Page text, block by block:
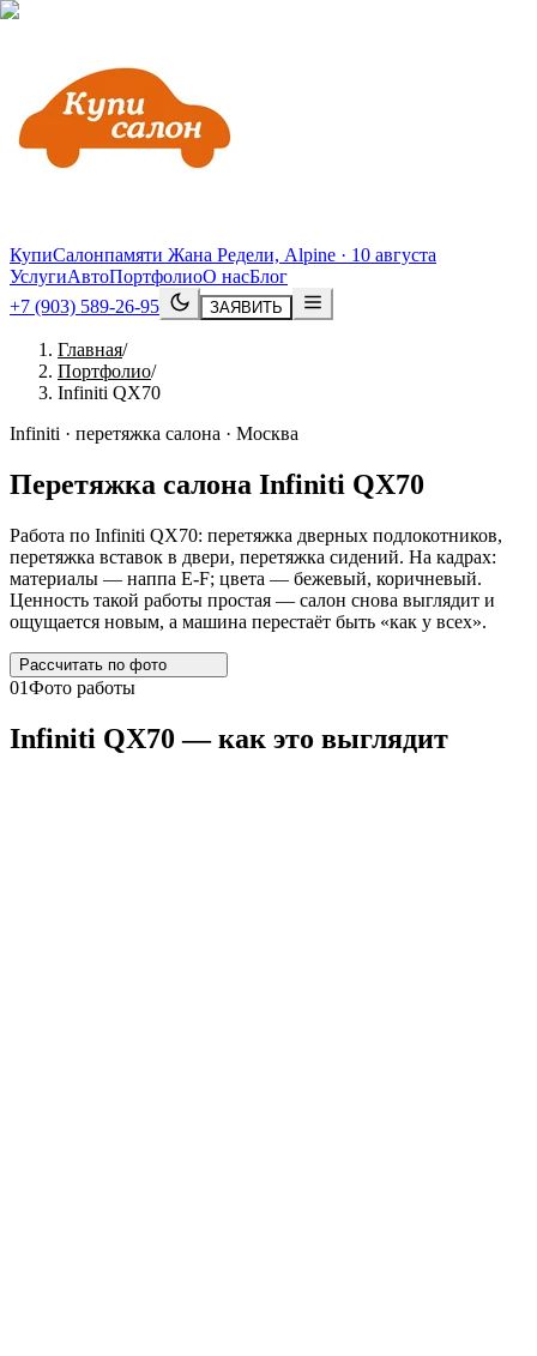
КупиСалонпамяти Жана Редели, Alpine · 10 августа
УслугиАвтоПортфолиоО насБлог
+7 (903) 589-26-95
ЗАЯВИТЬ
Главная/
Портфолио/
Infiniti QX70
Infiniti · перетяжка салона · Москва
Перетяжка салона Infiniti QX70
Работа по Infiniti QX70: перетяжка дверных подлокотников,
перетяжка вставок в двери, перетяжка сидений. На кадрах:
материалы — наппа E-F; цвета — бежевый, коричневый.
Ценность такой работы простая — салон снова выглядит и
ощущается новым, а машина перестаёт быть «как у всех».
Рассчитать по фото
01Фото работы
Infiniti QX70 — как это выглядит